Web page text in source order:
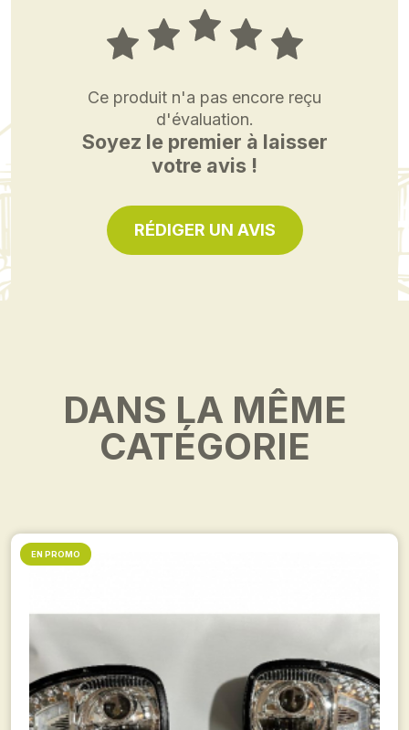
Ce produit n'a pas encore reçu
d'évaluation.
Soyez le premier à laisser
votre avis !
RÉDIGER UN AVIS
DANS LA MÊME
CATÉGORIE
EN PROMO